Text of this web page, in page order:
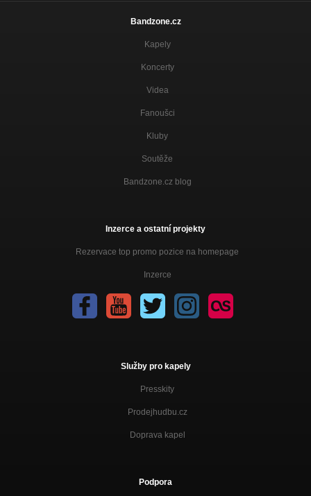
Bandzone.cz
Kapely
Koncerty
Videa
Fanoušci
Kluby
Soutěže
Bandzone.cz blog
Inzerce a ostatní projekty
Rezervace top promo pozice na homepage
Inzerce
Služby pro kapely
Presskity
Prodejhudbu.cz
Doprava kapel
Podpora